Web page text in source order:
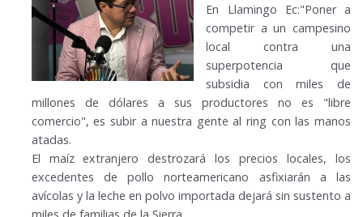
En Llamingo Ec:"Poner a
competir a un campesino
local contra una
superpotencia que
subsidia con miles de
millones de dólares a sus productores no es "libre
comercio", es subir a nuestra gente al ring con las manos
atadas.
El maíz extranjero destrozará los precios locales, los
excedentes de pollo norteamericano asfixiarán a las
avícolas y la leche en polvo importada dejará sin sustento a